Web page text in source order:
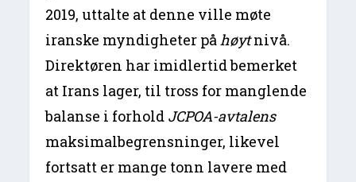
2019, uttalte at denne ville møte
iranske myndigheter påhøytnivå.
Direktøren har imidlertid bemerket
at Irans lager, til tross for manglende
balanse i forhold JCPOA-avtalens
maksimalbegrensninger, likevel
fortsatt er mange tonn lavere med